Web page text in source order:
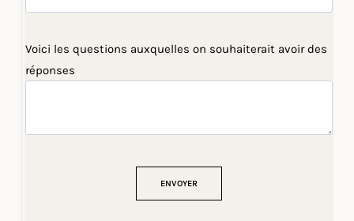
Voici les questions auxquelles on souhaiterait avoir des
réponses